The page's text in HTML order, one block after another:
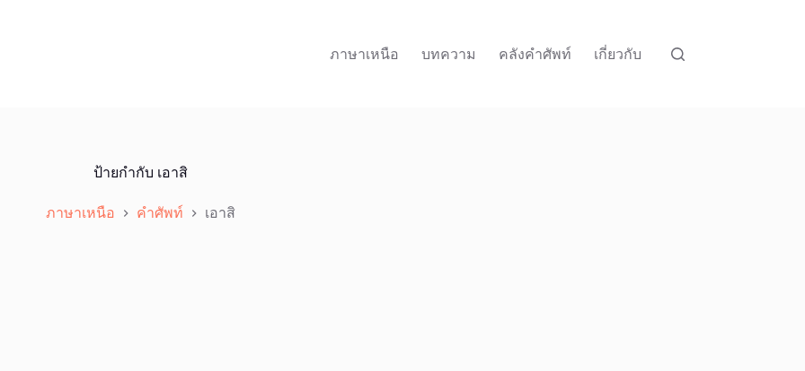
ภาษาเหนือ
บทความ คลังคำศัพท์ เกี่ยวกับ
ป้ายกำกับ เอาสิ
ภาษาเหนือ คำศัพท์ เอาสิ